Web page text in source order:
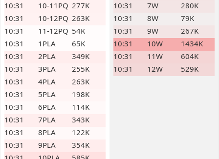
10:31
10-11PQ 277K
10:31
10-12PQ 263K
10:31
11-12PQ 54K
10:31
1PLA
65K
10:31
2PLA
349K
10:31
3PLA
255K
10:31
4PLA
263K
10:31
5PLA
198K
10:31
6PLA
114K
10:31
7PLA
343K
10:31
8PLA
122K
10:31
9PLA
354K
10:31
7W
280K
10:31
8W
79K
10:31
9W
267K
10:31
10W
1434K
10:31
11W
604K
10:31
12W 529K